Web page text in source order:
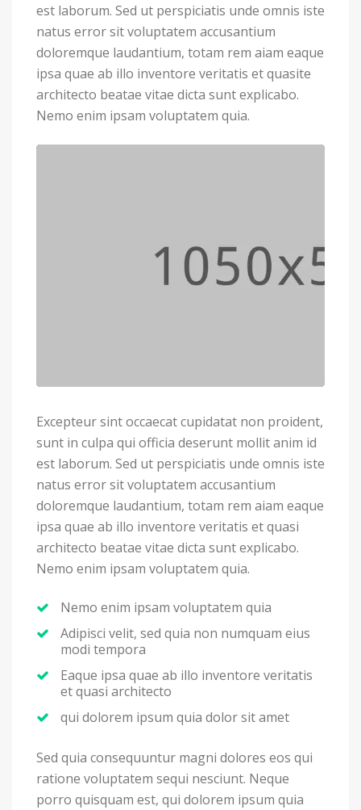
est laborum. Sed ut perspiciatis unde omnis iste
natus error sit voluptatem accusantium
doloremque laudantium, totam rem aiam eaque
ipsa quae ab illo inventore veritatis et quasite
architecto beatae vitae dicta sunt explicabo.
Nemo enim ipsam voluptatem quia.
Excepteur sint occaecat cupidatat non proident,
sunt in culpa qui officia deserunt mollit anim id
est laborum. Sed ut perspiciatis unde omnis iste
natus error sit voluptatem accusantium
doloremque laudantium, totam rem aiam eaque
ipsa quae ab illo inventore veritatis et quasi
architecto beatae vitae dicta sunt explicabo.
Nemo enim ipsam voluptatem quia.
Nemo enim ipsam voluptatem quia
Adipisci velit, sed quia non numquam eius
modi tempora
Eaque ipsa quae ab illo inventore veritatis
et quasi architecto
qui dolorem ipsum quia dolor sit amet
Sed quia consequuntur magni dolores eos qui
ratione voluptatem sequi nesciunt. Neque
porro quisquam est, qui dolorem ipsum quia